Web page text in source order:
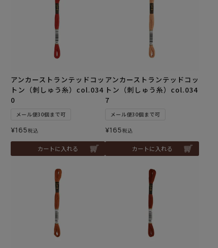
アンカーストランテッドコッ
トン（刺しゅう糸）col.034
0
メール便30個まで可
¥165税込
カートに入れる
アンカーストランテッドコッ
トン（刺しゅう糸）col.034
7
メール便30個まで可
¥165税込
カートに入れる